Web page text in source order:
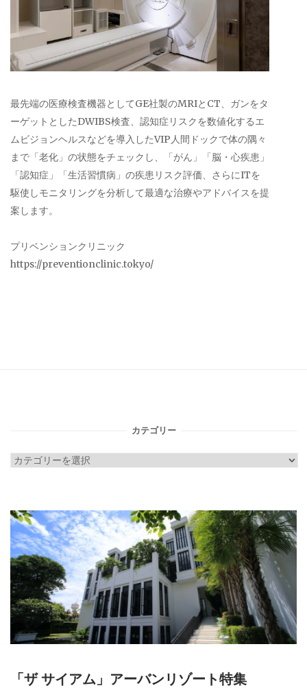
最先端の医療検査機器としてGE社製のMRIとCT、ガンをタ
ーゲットとしたDWIBS検査、認知症リスクを数値化するエ
ムビジョンヘルスなどを導入したVIP人間ドックで体の隅々
まで「老化」の状態をチェックし、「がん」「脳・心疾患」
「認知症」「生活習慣病」の疾患リスク評価、さらにITを
駆使しモニタリングを分析して最適な治療やアドバイスを提
案します。
プリベンションクリニック
https://preventionclinic.tokyo/
カテゴリー
カ
リ
ー
「ザ サイアム」アーバンリゾート特集